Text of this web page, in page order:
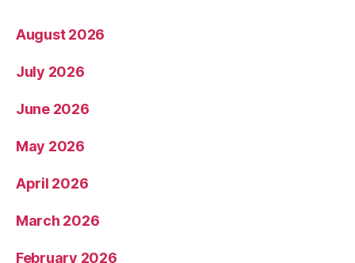
August 2026
July 2026
June 2026
May 2026
April 2026
March 2026
February 2026